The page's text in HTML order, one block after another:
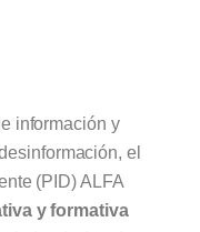
información y
el
(PID) ALFA
y formativa